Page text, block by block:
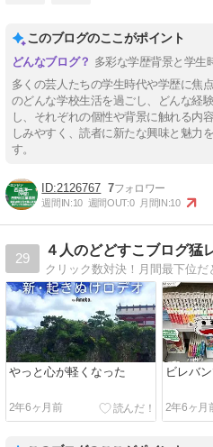
このブログのここがポイント
多彩な学歴背景と学生
多くの芸人たちの学生時代や学歴に焦
のどんな学校生活を過ごし、どんな経
し、それぞれの個性や背景に触れる内
しみやすく、読者に新たな興味と魅力
す。
2126767 7
週間IN:10 週間OUT:0 月間IN:10
29
４人のどどすこブログ猛
やっと心が軽くなった
2年6ヶ月前
ビレバ
2年6ヶ月